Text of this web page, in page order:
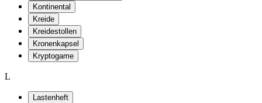
Kontinental
Kreide
Kreidestollen
Kronenkapsel
Kryptogame
L
Lastenheft